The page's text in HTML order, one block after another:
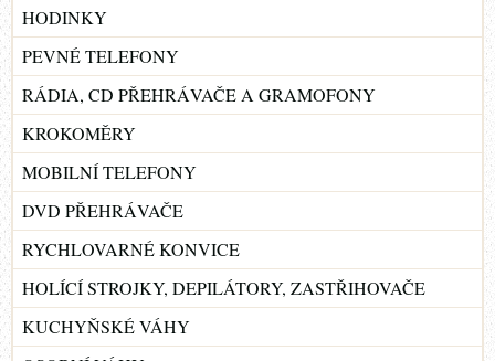
HODINKY
PEVNÉ TELEFONY
RÁDIA, CD PŘEHRÁVAČE A GRAMOFONY
KROKOMĚRY
MOBILNÍ TELEFONY
DVD PŘEHRÁVAČE
RYCHLOVARNÉ KONVICE
HOLÍCÍ STROJKY, DEPILÁTORY, ZASTŘIHOVAČE
KUCHYŇSKÉ VÁHY